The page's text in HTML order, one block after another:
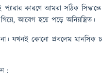
কারণে আমরা সঠিক
আবেগ হয়ে পড়ে অনিয়ন্ত্রিত।
যখনই কোনো প্রবলেম মানসিক
: